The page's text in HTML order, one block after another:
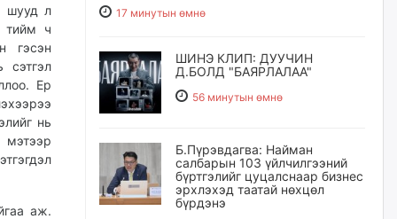
шууд л
тийм ч
гэсэн
сэтгэл
Ер
нь
мэтээр
аж.
17 минутын өмнө
ШИНЭ КЛИП: ДУУЧИН
Д.БОЛД "БАЯРЛАЛАА"
56 минутын өмнө
Б.Пүрэвдагва: Найман
салбарын 103 үйлчилгээний
бүртгэлийг цуцалснаар бизнес
эрхлэхэд таатай нөхцөл
бүрдэнэ